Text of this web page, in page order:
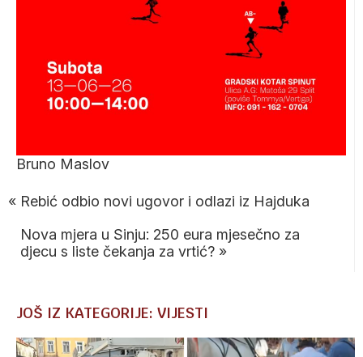
Bruno Maslov
« Rebić odbio novi ugovor i odlazi iz Hajduka
Nova mjera u Sinju: 250 eura mjesečno za
djecu s liste čekanja za vrtić? »
JOŠ IZ KATEGORIJE: VIJESTI